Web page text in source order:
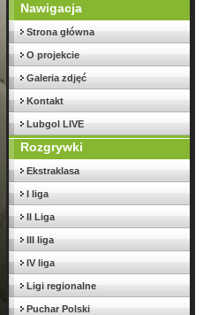
Nawigacja
Strona główna
O projekcie
Galeria zdjęć
Kontakt
Lubgol LIVE
Rozgrywki
Ekstraklasa
I liga
II Liga
III liga
IV liga
Ligi regionalne
Puchar Polski